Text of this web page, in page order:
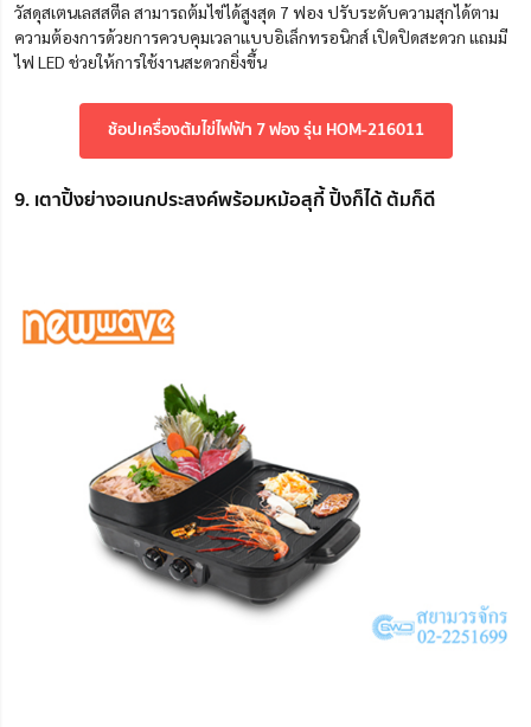
วัสดุสเตนเลสสตีล สามารถต้มไข่ได้สูงสุด 7 ฟอง ปรับระดับความสุกได้ตาม
ความต้องการด้วยการควบคุมเวลาแบบอิเล็กทรอนิกส์ เปิดปิดสะดวก แถมมี
ไฟ LED ช่วยให้การใช้งานสะดวกยิ่งขึ้น
ช้อปเครื่องต้มไข่ไฟฟ้า 7 ฟอง รุ่น HOM-216011
9. เตาปิ้งย่างอเนกประสงค์พร้อมหม้อสุกี้ ปิ้งก็ได้ ต้มก็ดี